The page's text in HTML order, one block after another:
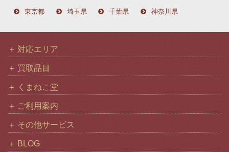
東京都 埼玉県 千葉県 神奈川県
対応エリア
買取品目
くまねこ堂
ご利用案内
その他サービス
BLOG